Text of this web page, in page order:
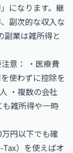
になります。継
副次的な収入な
副業は雑所得と
意： ・医療費
使わずに控除を
・複数の会社
雑所得や一時
円以下でも確
Tax）を使えばオ